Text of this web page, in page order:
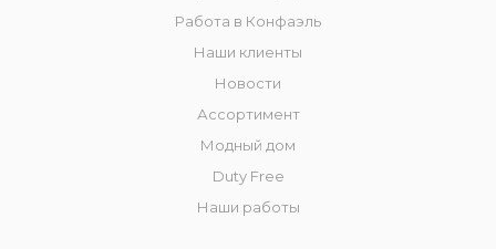
Работа в Конфаэль
Наши клиенты
Новости
Ассортимент
Модный дом
Duty Free
Наши работы